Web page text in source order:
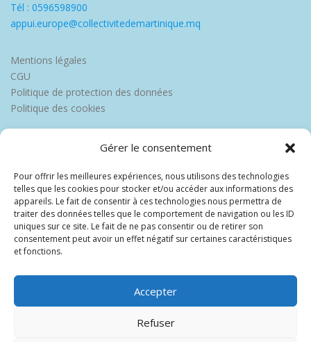
Gérer le consentement
Pour offrir les meilleures expériences, nous utilisons des technologies
telles que les cookies pour stocker et/ou accéder aux informations des
appareils. Le fait de consentir à ces technologies nous permettra de
traiter des données telles que le comportement de navigation ou les ID
uniques sur ce site. Le fait de ne pas consentir ou de retirer son
consentement peut avoir un effet négatif sur certaines caractéristiques
et fonctions.
Accepter
Refuser
Tél : 0596598900
appui.europe@collectivitedemartinique.mq
Mentions légales
CGU
Politique de protection des données
Politique des cookies